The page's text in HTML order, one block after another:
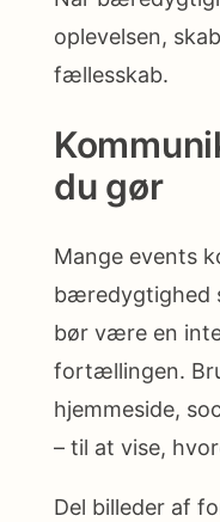
oplevelsen,
fællesskab.
du gør
Mange events
bæredygtighed
bør være en
fortællingen.
hjemmeside,
– til at vise,
Del billeder af